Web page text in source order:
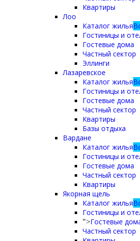
Квартиры
Лоо
Каталог жилья
Гостиницы и
Гостевые дома
Частный сектор
Эллинги
Лазаревское
Каталог жилья
Гостиницы и
Гостевые дома
Частный сектор
Квартиры
Базы отдыха
Вардане
Каталог жилья
Гостиницы и
Гостевые дома
Частный сектор
Квартиры
Якорная щель
Каталог жилья
Гостиницы и
">Гостевые
Частный сектор